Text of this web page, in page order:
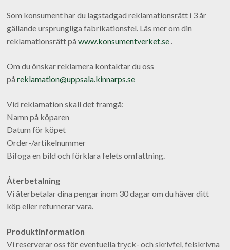
Som konsument har du lagstadgad reklamationsrätt i 3 år
gällande ursprungliga fabrikationsfel. Läs mer om din
reklamationsrätt påwww.konsumentverket.se .
Om du önskar reklamera kontaktar du oss
påreklamation@uppsala.kinnarps.se
Vid reklamation skall det framgå:
Namn på köparen
Datum för köpet
Order-/artikelnummer
Bifoga en bild och förklara felets omfattning.
Återbetalning
Vi återbetalar dina pengar inom 30 dagar om du häver ditt
köp eller returnerar vara.
Produktinformation
Vi reserverar oss för eventuella tryck- och skrivfel, felskrivna